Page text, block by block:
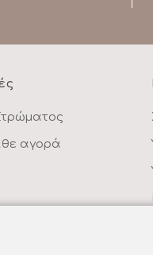
αγορά